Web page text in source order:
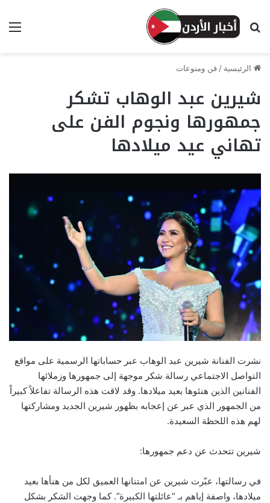
بحث عن
الرئيسية / فن ومنوعات
شيرين عبد الوهاب تشكر
جمهورها ونجوم الفن على
تهاني عيد ميلادها
نشرت الفنانة شيرين عبد الوهاب عبر حساباتها الرسمية على مواقع
التواصل الاجتماعي رسالة شكر موجهة إلى جمهورها وزملائها
الفنانين الذين هنئوها بعيد ميلادها. وقد لاقت هذه الرسالة تفاعلاً كبيراً
من الجمهور الذي عبر عن إعجابه بظهور شيرين الجديد ومشاركتها
لهم هذه اللحظة السعيدة.
شيرين تتحدث عن دعم جمهورها:
في رسالتها، عبّرت شيرين عن امتنانها العميق لكل من هنأها بعيد
ميلادها، واصفة إياهم بـ “عائلتها الكبيرة”. كما وجهت الشكر بشكل